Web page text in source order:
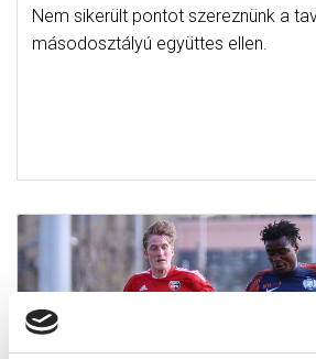
Nem sikerült pontot szereznünk a
másodosztályú együttes ellen.